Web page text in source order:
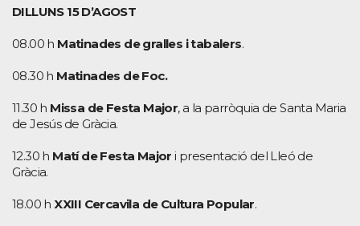
DILLUNS 15 D’AGOST
08.00 h Matinades de gralles i tabalers.
08.30 h Matinades de Foc.
11.30 h Missa de Festa Major, a la parròquia de Santa Maria
de Jesús de Gràcia.
12.30 h Matí de Festa Major i presentació del Lleó de
Gràcia.
18.00 hXXIII Cercavila de Cultura Popular.